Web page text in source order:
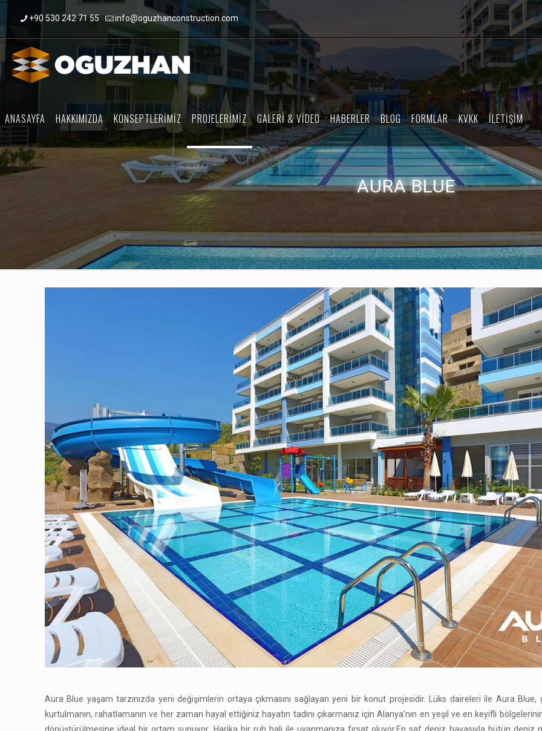
+90 530 242 71 55 info@oguzhanconstruction.com
ANASAYFA HAKKIMIZDA KONSEPTLERİMİZ PROJELERİMİZ GALERİ & VİDEO HABERLER BLOG FORMLAR KVKK İLETİŞİM
AURA BLUE
Aura Blue yaşam tarzınızda yeni değişimlerin ortaya çıkmasını sağlayan yeni bir konut projesidir. Lüks daireleri ile Aura Blue,
kurtulmanın, rahatlamanın ve her zaman hayal ettiğiniz hayatın tadını çıkarmanız için Alanya’nın en yeşil ve en keyifli